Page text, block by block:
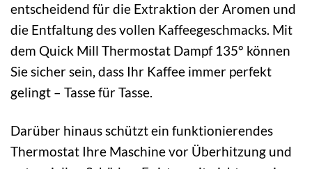
entscheidend für die Extraktion der Aromen und
die Entfaltung des vollen Kaffeegeschmacks. Mit
dem Quick Mill Thermostat Dampf 135° können
Sie sicher sein, dass Ihr Kaffee immer perfekt
gelingt – Tasse für Tasse.
Darüber hinaus schützt ein funktionierendes
Thermostat Ihre Maschine vor Überhitzung und